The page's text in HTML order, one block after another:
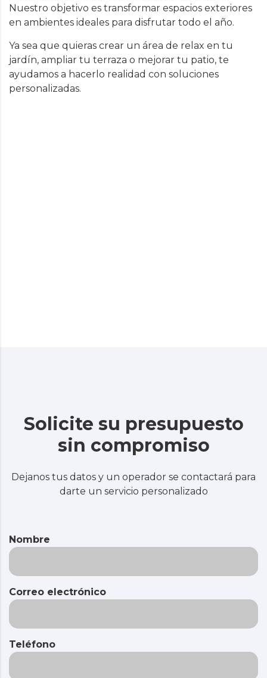
Nuestro objetivo es transformar espacios exteriores
en ambientes ideales para disfrutar todo el año.
Ya sea que quieras crear un área de relax en tu
jardín, ampliar tu terraza o mejorar tu patio, te
ayudamos a hacerlo realidad con soluciones
personalizadas.
Solicite su presupuesto
sin compromiso
Dejanos tus datos y un operador se contactará para
darte un servicio personalizado
Nombre
Correo electrónico
Teléfono